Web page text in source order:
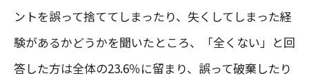
ントを誤って捨ててしまったり、失くしてしまった経
験があるかどうかを聞いたところ、「全くない」と回
答した方は全体の23.6％に留まり、誤って破棄したり